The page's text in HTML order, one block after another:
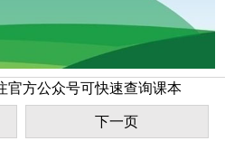
官方公众号可快速查询课本
下一页